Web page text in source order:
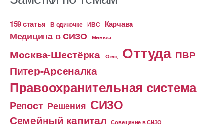
159 статья В одиночке ИВС Карчава
Медицина в СИЗО Минюст
Москва-Шестёрка Отец Оттуда ПВР
Питер-Арсеналка
Правоохранительная система
Репост Решения СИЗО
Семейный капитал Совещание в СИЗО